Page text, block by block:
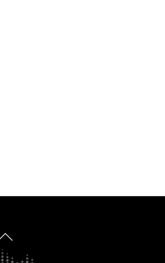
Back
To